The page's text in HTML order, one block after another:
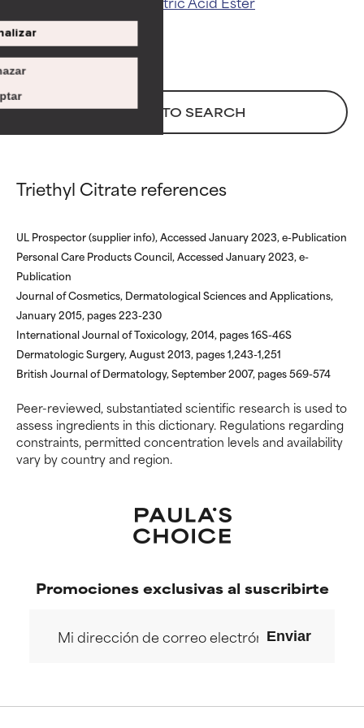
BACK TO SEARCH
Triethyl Citrate references
UL Prospector (supplier info), Accessed January 2023, e-Publication
Personal Care Products Council, Accessed January 2023, e-
Publication
Journal of Cosmetics, Dermatological Sciences and Applications,
January 2015, pages 223-230
International Journal of Toxicology, 2014, pages 16S-46S
Dermatologic Surgery, August 2013, pages 1,243-1,251
British Journal of Dermatology, September 2007, pages 569-574
Peer-reviewed, substantiated scientific research is used to
assess ingredients in this dictionary. Regulations regarding
constraints, permitted concentration levels and availability
vary by country and region.
ACEPTABLE
limitaciones en cuanto a su
eficacia. A veces, son
ingredientes básicos o que no
cuentan con suficiente
respaldo científico.
POCO
beneficios se recomienda
evitarlo por su probabilidad de
si se combina con otros
ingredientes problemáticos.
DESACONSEJABLE
Ha demostrado provocar
irritación, inflamación o
sequedad, especialmente si se
utiliza en altas concentraciones
o junto con otros ingredientes
SIN CALIFICAR
Ingrediente registrado, pero
ACEPTABLE
limitaciones en cuanto a su
eficacia. A veces, son
ingredientes básicos o que no
cuentan con suficiente
respaldo científico.
POCO
beneficios se recomienda
evitarlo por su probabilidad de
si se combina con otros
ingredientes problemáticos.
DESACONSEJABLE
Ha demostrado provocar
irritación, inflamación o
sequedad, especialmente si se
utiliza en altas concentraciones
o junto con otros ingredientes
SIN CALIFICAR
Ingrediente registrado, pero
Promociones exclusivas al suscribirte
Enviar